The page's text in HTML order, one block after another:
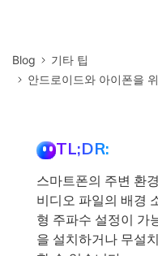
Blog
기타 팁
안드로이드와 아이폰을
TL;DR:
스마트폰의 주변 환
비디오 파일의 배경
형 주파수 설정이 가
을 설치하거나 무설